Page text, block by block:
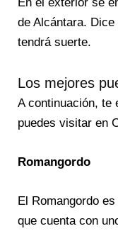
En el exterior se
de Alcántara.
tendrá suerte.
Los mejores
A continuación, te
puedes visitar en
Romangordo
El Romangordo
que cuenta con